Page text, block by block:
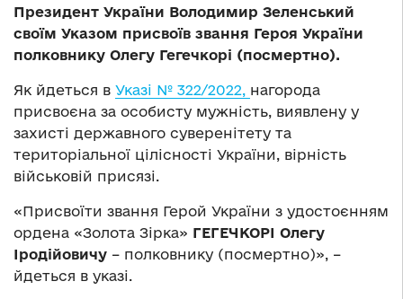
Президент України Володимир Зеленський
своїм Указом присвоїв звання Героя України
полковнику Олегу Гегечкорі (посмертно).
Як йдеться в Указі № 322/2022, нагорода
присвоєна за особисту мужність, виявлену у
захисті державного суверенітету та
територіальної цілісності України, вірність
військовій присязі.
«Присвоїти звання Герой України з удостоєнням
ордена «Золота Зірка» ГЕГЕЧКОРІ Олегу
Іродійовичу – полковнику (посмертно)», –
йдеться в указі.